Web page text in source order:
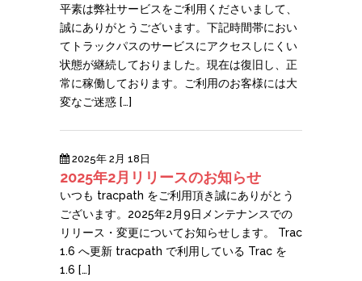
平素は弊社サービスをご利用くださいまして、
誠にありがとうございます。下記時間帯におい
てトラックパスのサービスにアクセスしにくい
状態が継続しておりました。現在は復旧し、正
常に稼働しております。ご利用のお客様には大
変なご迷惑 […]
2025年 2月 18日
2025年2月リリースのお知らせ
いつも tracpath をご利用頂き誠にありがとう
ございます。2025年2月9日メンテナンスでの
リリース・変更についてお知らせします。 Trac
1.6 へ更新 tracpath で利用している Trac を
1.6 […]